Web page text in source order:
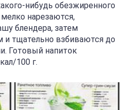
нибудь обезжиренного
нарезаются,
блендера, затем
и тщательно взбиваются до
Готовый напиток
100 г.